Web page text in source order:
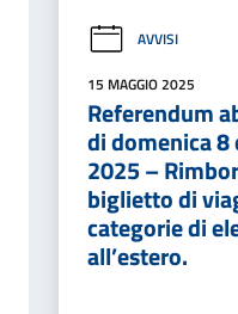
AVVISI
15 MAGGIO 2025
Referendum
di domenica 8
2025 –
biglietto di
categorie di
all’estero.